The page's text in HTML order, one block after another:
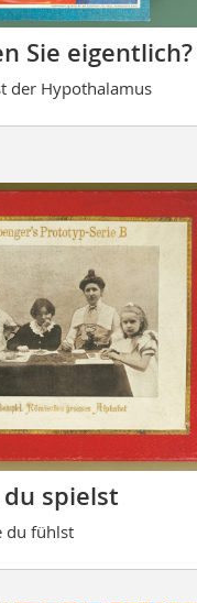
Sie eigentlich?
der Hypothalamus
spielst
du fühlst